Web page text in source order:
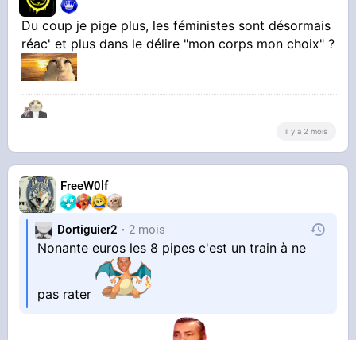
Du coup je pige plus, les féministes sont désormais
réac' et plus dans le délire "mon corps mon choix" ?
il y a 2 mois
FreeW0lf
Dortiguier2 2 mois
Nonante euros les 8 pipes c'est un train à ne
pas rater